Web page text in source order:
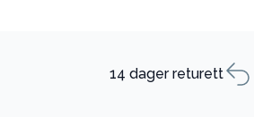
14 dager returett